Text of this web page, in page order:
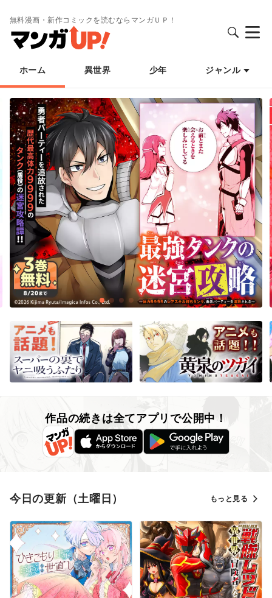
無料漫画・新作コミックを読むならマンガＵＰ！
ホーム 異世界 少年 ジャンル
作品の続きは全てアプリで公開中！
今日の更新（土曜日） もっと見る